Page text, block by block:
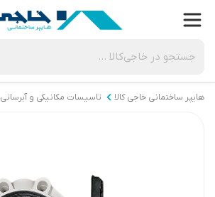
هایپر ساختمانی خاجی‌ کالا تاسیسات مکانیکی و آبرسانی